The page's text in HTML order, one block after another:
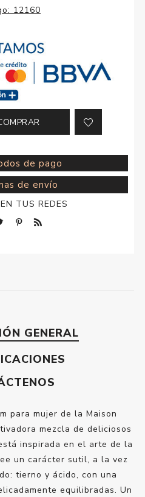
12160
de pago
de envío
TUS REDES
GENERAL
para mujer de la Maison
mezcla de deliciosos
inspirada en el arte de la
un carácter sutil, a la vez
tierno y ácido, con una
equilibradas. Un